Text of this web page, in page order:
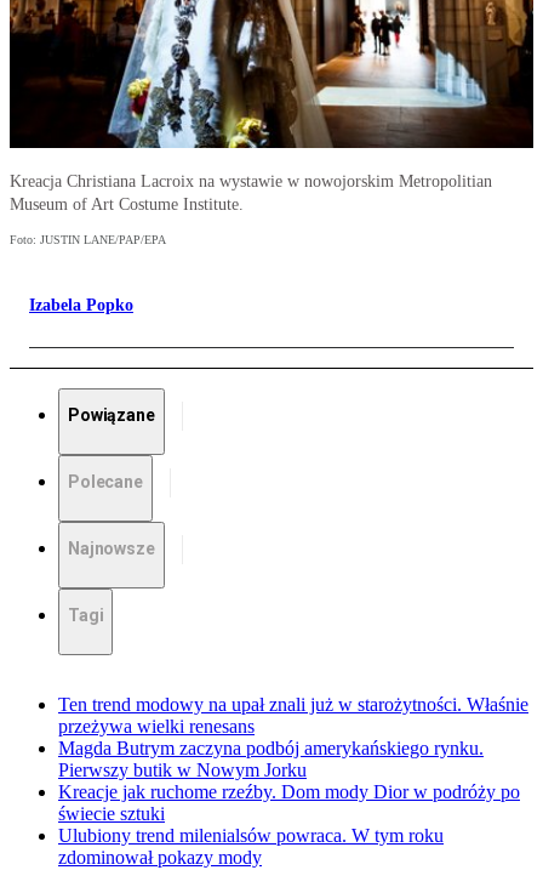
Kreacja Christiana Lacroix na wystawie w nowojorskim Metropolitian
Museum of Art Costume Institute.
Foto: JUSTIN LANE/PAP/EPA
Izabela Popko
Powiązane
Polecane
Najnowsze
Tagi
Ten trend modowy na upał znali już w starożytności. Właśnie
przeżywa wielki renesans
Magda Butrym zaczyna podbój amerykańskiego rynku.
Pierwszy butik w Nowym Jorku
Kreacje jak ruchome rzeźby. Dom mody Dior w podróży po
świecie sztuki
Ulubiony trend milenialsów powraca. W tym roku
zdominował pokazy mody